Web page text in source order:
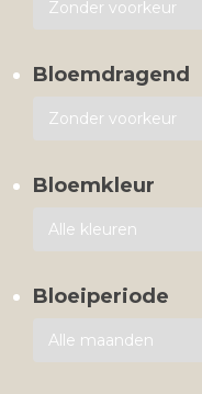
Bloemdragend
Bloemkleur
Bloeiperiode